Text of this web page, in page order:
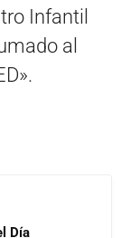
Infantil
al
Día